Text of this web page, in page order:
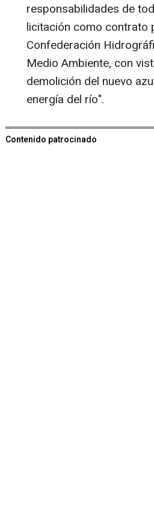
responsabilidades de
licitación como contrato
Confederación
Medio Ambiente, con
demolición del nuevo
energía del río".
Contenido patrocinado